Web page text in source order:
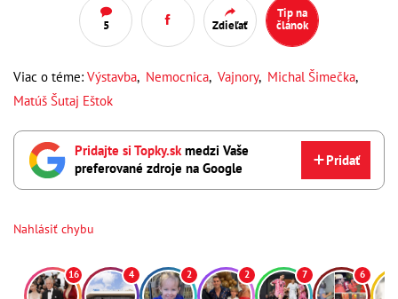
5 Zdieľať
Tip na
článok
Viac o téme: Výstavba, Nemocnica, Vajnory, Michal Šimečka,
Matúš Šutaj Eštok
Pridajte si Topky.skmedzi Vaše
preferované zdroje na Google
Pridať
Nahlásiť chybu
16 4 2 2 7 6